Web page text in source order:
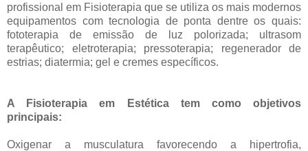
profissional em Fisioterapia que se utiliza os mais modernos
equipamentos com tecnologia de ponta dentre os quais:
fototerapia de emissão de luz polorizada; ultrasom
terapêutico; eletroterapia; pressoterapia; regenerador de
estrias; diatermia; gel e cremes específicos.
A Fisioterapia em Estética tem como objetivos
principais:
Oxigenar a musculatura favorecendo a hipertrofia,